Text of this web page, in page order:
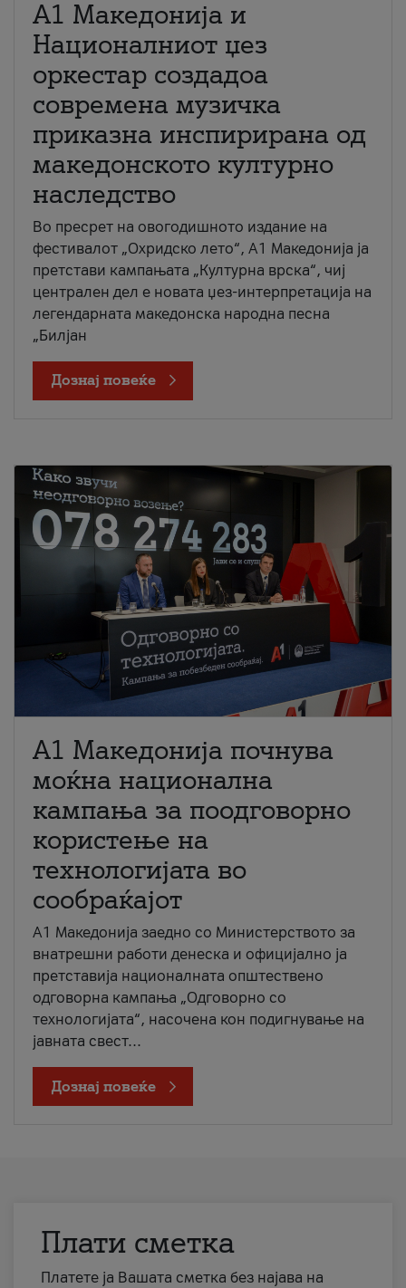
А1 Македонија и
Националниот џез
оркестар создадоа
современа музичка
приказна инспирирана од
македонското културно
наследство
Во пресрет на овогодишното издание на
фестивалот „Охридско лето“, А1 Македонија ја
претстави кампањата „Културна врска“, чиј
централен дел е новата џез-интерпретација на
легендарната македонска народна песна
„Билјан
Дознај повеќе
A1 Македонија почнува
моќна национална
кампања за поодговорно
користење на
технологијата во
сообраќајот
A1 Македонија заедно со Министерството за
внатрешни работи денеска и официјално ја
претставија националната општествено
одговорна кампања „Одговорно со
технологијата“, насочена кон подигнување на
јавната свест...
Дознај повеќе
Плати сметка
Платете ја Вашата сметка без најава на